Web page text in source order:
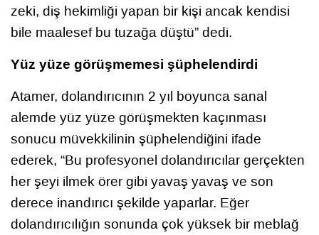
zeki, diş hekimliği yapan bir kişi ancak kendisi
bile maalesef bu tuzağa düştü” dedi.
Yüz yüze görüşmemesi şüphelendirdi
Atamer, dolandırıcının 2 yıl boyunca sanal
alemde yüz yüze görüşmekten kaçınması
sonucu müvekkilinin şüphelendiğini ifade
ederek, “Bu profesyonel dolandırıcılar gerçekten
her şeyi ilmek örer gibi yavaş yavaş ve son
derece inandırıcı şekilde yaparlar. Eğer
dolandırıcılığın sonunda çok yüksek bir meblağ